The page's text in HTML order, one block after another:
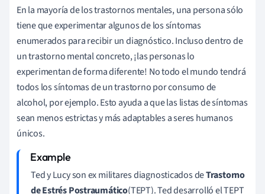
En la mayoría de los trastornos mentales, una persona sólo
tiene que experimentar algunos de los síntomas
enumerados para recibir un diagnóstico. Incluso dentro de
un trastorno mental concreto, ¡las personas lo
experimentan de forma diferente! No todo el mundo tendrá
todos los síntomas de un trastorno por consumo de
alcohol, por ejemplo. Esto ayuda a que las listas de síntomas
sean menos estrictas y más adaptables a seres humanos
únicos.
Ted y Lucy son ex militares diagnosticados deTrastorno
de Estrés Postraumático(TEPT). Ted desarrolló el TEPT